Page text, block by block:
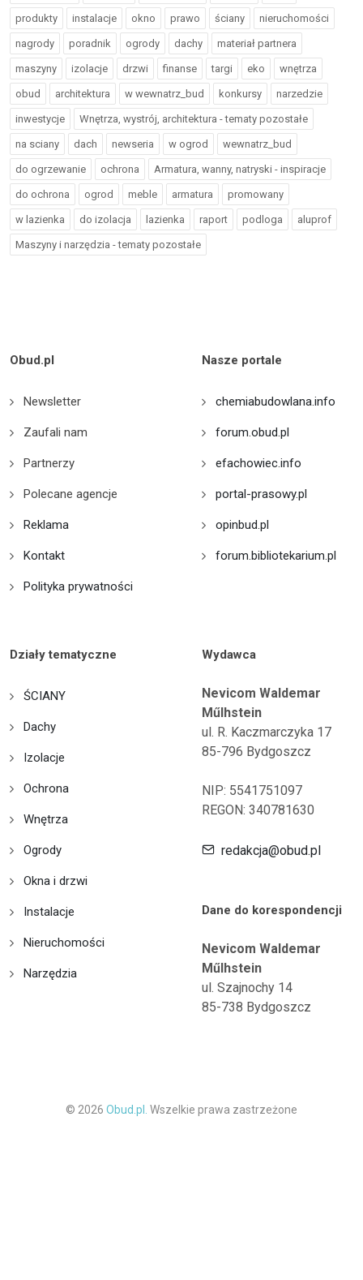
produkty instalacje okno prawo ściany nieruchomości
nagrody poradnik ogrody dachy materiał partnera
maszyny izolacje drzwi finanse targi eko wnętrza
obud architektura w wewnatrz_bud konkursy narzedzie
inwestycje Wnętrza, wystrój, architektura - tematy pozostałe
na sciany dach newseria w ogrod wewnatrz_bud
do ogrzewanie ochrona Armatura, wanny, natryski - inspiracje
do ochrona ogrod meble armatura promowany
w lazienka do izolacja lazienka raport podloga aluprof
Maszyny i narzędzia - tematy pozostałe
Obud.pl
Newsletter
Zaufali nam
Partnerzy
Polecane agencje
Reklama
Kontakt
Polityka prywatności
Nasze portale
chemiabudowlana.info
forum.obud.pl
efachowiec.info
portal-prasowy.pl
opinbud.pl
forum.bibliotekarium.pl
Działy tematyczne
ŚCIANY
Dachy
Izolacje
Ochrona
Wnętrza
Ogrody
Okna i drzwi
Instalacje
Nieruchomości
Narzędzia
Wydawca
Nevicom Waldemar
Műlhstein
ul. R. Kaczmarczyka 17
85-796 Bydgoszcz
NIP: 5541751097
REGON: 340781630
redakcja@obud.pl
Dane do korespondencji
Nevicom Waldemar
Műlhstein
ul. Szajnochy 14
85-738 Bydgoszcz
© 2026 Obud.pl. Wszelkie prawa zastrzeżone